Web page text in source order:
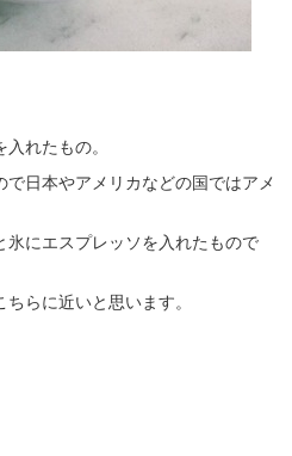
れたもの。
で日本やアメリカなどの国ではアメ
氷にエスプレッソを入れたもので
らに近いと思います。